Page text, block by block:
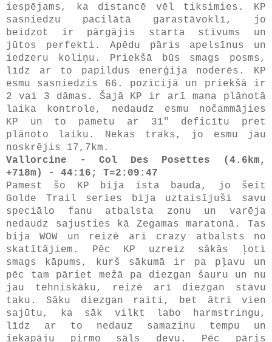
iespējams, ka distancē vēl tiksimies. KP
sasniedzu pacilātā garastāvoklī, jo
beidzot ir pārgājis starta stīvums un
jūtos perfekti. Apēdu pāris apelsīnus un
iedzeru koliņu. Priekšā būs smags posms,
līdz ar to papildus enerģija noderēs. KP
esmu sasniedzis 66. pozīcijā un priekšā ir
2 vai 3 dāmas. Šajā KP ir arī mana plānotā
laika kontrole, nedaudz esmu nočammājies
KP un to pametu ar 31" deficītu pret
plānoto laiku. Nekas traks, jo esmu jau
noskrējis 17,7km.
Vallorcine - Col Des Posettes (4.6km,
+718m) - 44:16; T=2:09:47
Pamest šo KP bija īsta bauda, jo šeit
Golde Trail series bija uztaisījuši savu
speciālo fanu atbalsta zonu un varēja
nedaudz sajusties kā Zegamas maratonā. Tas
bija WOW un reizē arī crazy atbalsts no
skatītājiem. Pēc KP uzreiz sākās ļoti
smags kāpums, kurš sākumā ir pa pļavu un
pēc tam pāriet mežā pa diezgan šauru un nu
jau tehniskāku, reizē arī diezgan stāvu
taku. Sāku diezgan raiti, bet ātri vien
sajūtu, ka sāk vilkt labo harmstringu,
līdz ar to nedauz samazinu tempu un
iekapāju pirmo sāls devu. Pēc pāris